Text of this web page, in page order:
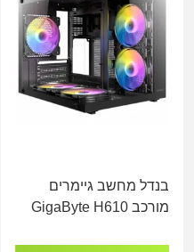
בנדל מחשב גיימרים
מורכב GigaByte H610